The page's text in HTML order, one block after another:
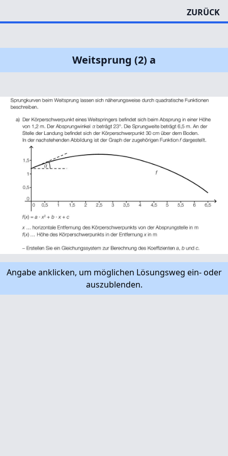
ZURÜCK
Weitsprung (2) a
Angabe anklicken, um möglichen Lösungsweg ein- oder
auszublenden.